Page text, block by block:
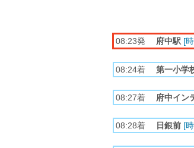
08:23発 府中駅 [
08:24着 第一小学
08:27着 府中イン
08:28着 日銀前 [